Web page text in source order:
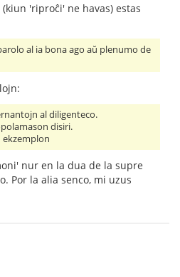
'riproĉi' ne havas) estas
al ia bona ago aŭ plenumo de
al diligenteco.
disiri.
ekzemplon
nur en la dua de la supre
Por la alia senco, mi uzus